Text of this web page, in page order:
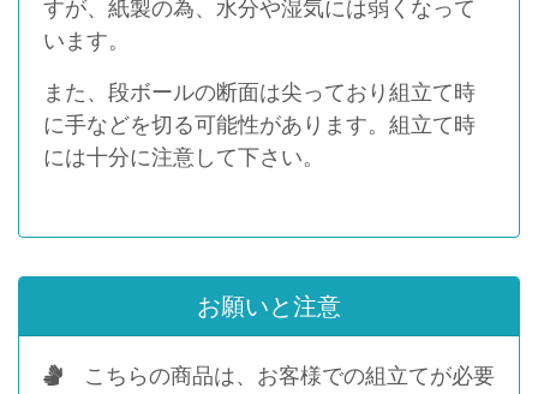
すが、紙製の為、水分や湿気には弱くなって
います。
また、段ボールの断面は尖っており組立て時
に手などを切る可能性があります。組立て時
には十分に注意して下さい。
お願いと注意
こちらの商品は、お客様での組立てが必要